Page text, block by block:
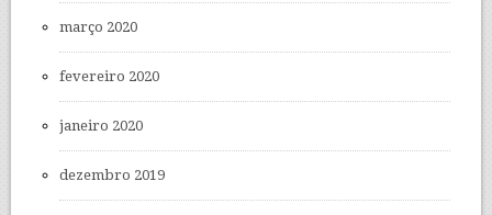
março 2020
fevereiro 2020
janeiro 2020
dezembro 2019